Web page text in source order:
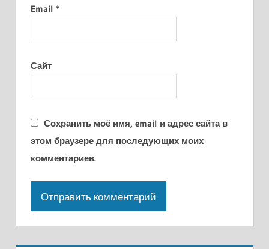
Email *
Сайт
Сохранить моё имя, email и адрес сайта в
этом браузере для последующих моих
комментариев.